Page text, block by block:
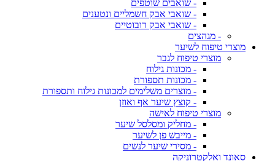
- שואבים שוטפים
- שואבי אבק חשמליים ונטענים
- שואבי אבק רובוטיים
- מגהצים
מוצרי טיפוח לשיער
מוצרי טיפוח לגבר
- מכונות גילוח
- מכונות תספורת
- מוצרים משלימים למכונות גילוח ותספורת
- קוצץ שיער אף ואוזן
מוצרי טיפוח לאישה
- מחליק ומסלסל שיער
- מייבש פן לשיער
- מסירי שיער לנשים
סאונד ואלקטרוניקה